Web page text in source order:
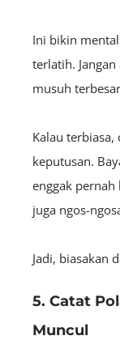
Ini bikin
terlatih.
musuh
Kalau
keputusan.
enggak pernah
juga ngos-
Jadi, biasakan
5. Catat
Muncul